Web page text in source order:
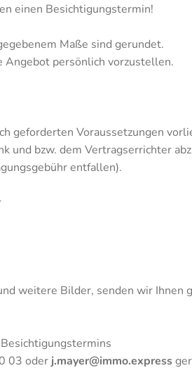
einen Besichtigungstermin!
Maße sind gerundet.
Angebot persönlich vorzustellen.
geforderten Voraussetzungen
Vertragserrichter
entfallen).
weitere Bilder, senden wir Ihnen
03 oder j.mayer@immo.express